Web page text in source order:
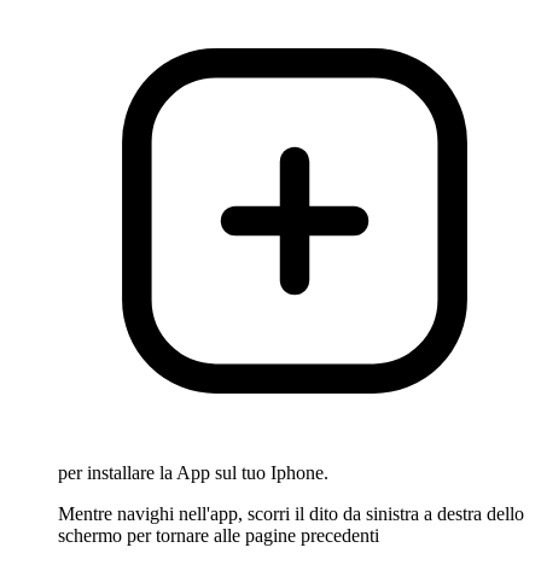
per installare la App sul tuo Iphone.
Mentre navighi nell'app, scorri il dito da sinistra a destra dello
schermo per tornare alle pagine precedenti